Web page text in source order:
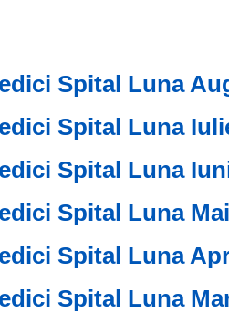
Spital Luna
Spital Luna
Spital Luna
Spital Luna
Spital Luna
Spital Luna